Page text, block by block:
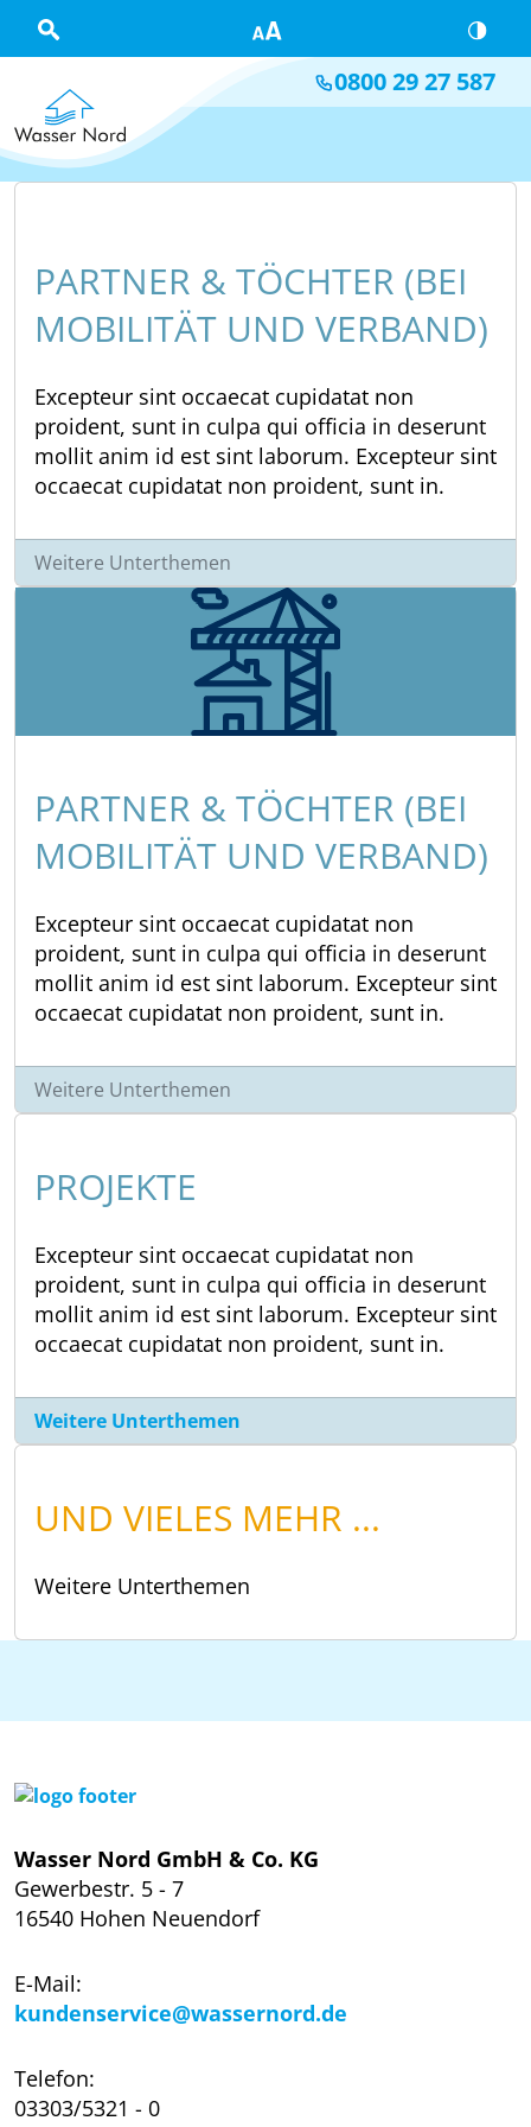
0800 29 27 587
PARTNER & TÖCHTER (BEI
MOBILITÄT UND VERBAND)
Excepteur sint occaecat cupidatat non
proident, sunt in culpa qui officia in deserunt
mollit anim id est sint laborum. Excepteur sint
occaecat cupidatat non proident, sunt in.
Weitere Unterthemen
PARTNER & TÖCHTER (BEI
MOBILITÄT UND VERBAND)
Excepteur sint occaecat cupidatat non
proident, sunt in culpa qui officia in deserunt
mollit anim id est sint laborum. Excepteur sint
occaecat cupidatat non proident, sunt in.
Weitere Unterthemen
PROJEKTE
Excepteur sint occaecat cupidatat non
proident, sunt in culpa qui officia in deserunt
mollit anim id est sint laborum. Excepteur sint
occaecat cupidatat non proident, sunt in.
Weitere Unterthemen
UND VIELES MEHR ...
Weitere Unterthemen
Wasser Nord GmbH & Co. KG
Gewerbestr. 5 - 7
16540 Hohen Neuendorf
E-Mail:
kundenservice@wassernord.de
Telefon:
03303/5321 - 0